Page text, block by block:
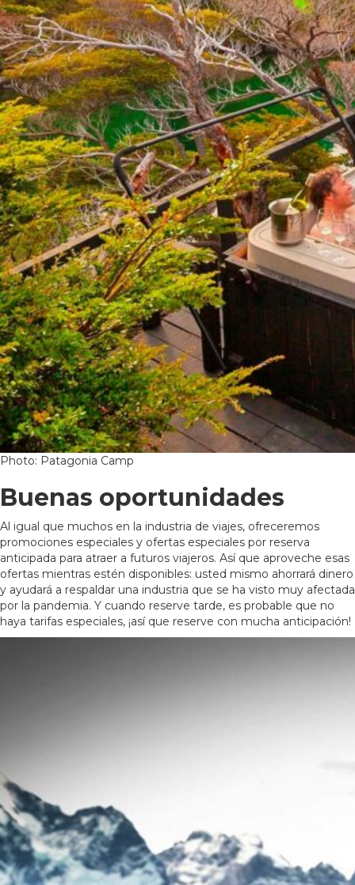
Photo: Patagonia Camp
Buenas oportunidades
Al igual que muchos en la industria de viajes, ofreceremos
promociones especiales y ofertas especiales por reserva
anticipada para atraer a futuros viajeros. Así que aproveche esas
ofertas mientras estén disponibles: usted mismo ahorrará dinero
y ayudará a respaldar una industria que se ha visto muy afectada
por la pandemia. Y cuando reserve tarde, es probable que no
haya tarifas especiales, ¡así que reserve con mucha anticipación!